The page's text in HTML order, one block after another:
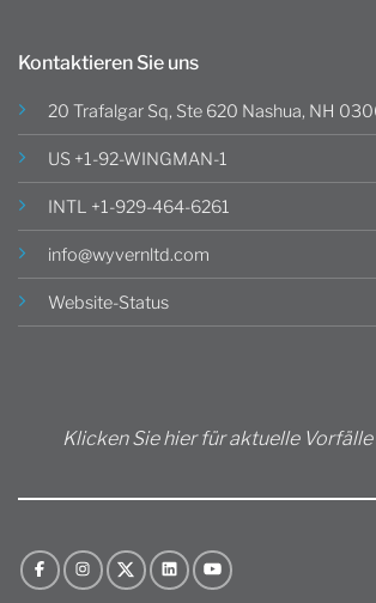
Kontaktieren Sie uns
20 Trafalgar Sq, Ste 620 Nashua, NH
US +1-92-WINGMAN-1
INTL +1-929-464-6261
info@wyvernltd.com
Website-Status
Klicken Sie hier für aktuelle